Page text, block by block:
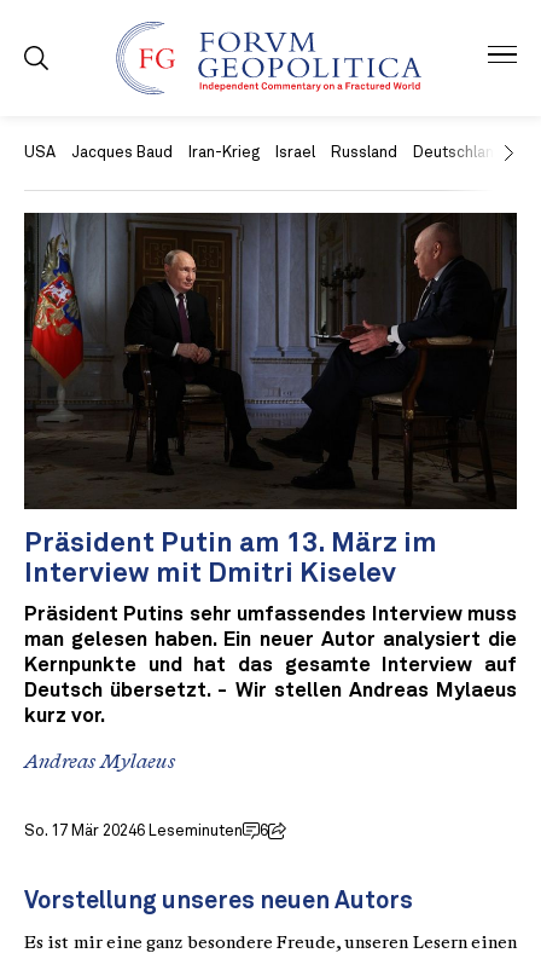
USA Jacques Baud Iran-Krieg Israel Russland Deutschland
Präsident Putin am 13. März im
Interview mit Dmitri Kiselev
Präsident Putins sehr umfassendes Interview muss
man gelesen haben. Ein neuer Autor analysiert die
Kernpunkte und hat das gesamte Interview auf
Deutsch übersetzt. - Wir stellen Andreas Mylaeus
kurz vor.
Andreas Mylaeus
So. 17 Mär 20246 Leseminuten 6
Vorstellung unseres neuen Autors
Es ist mir eine ganz besondere Freude, unseren Lesern einen